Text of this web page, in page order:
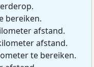
bereiken.
afstand.
afstand.
te bereiken.